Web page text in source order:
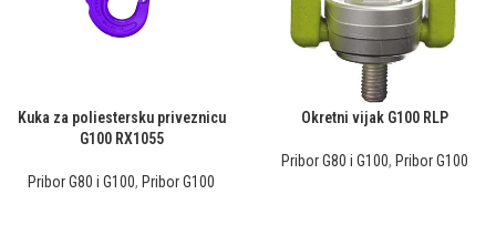
Kuka za poliestersku priveznicu
G100 RX1055
Pribor G80 i G100, Pribor G100
Okretni vijak G100 RLP
Pribor G80 i G100, Pribor G100